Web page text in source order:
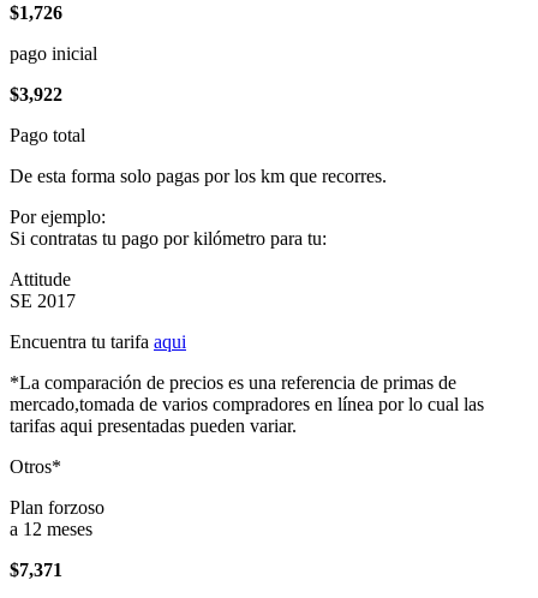
$1,726
pago inicial
$3,922
Pago total
De esta forma solo pagas por los km que recorres.
Por ejemplo:
Si contratas tu pago por kilómetro para tu:
Attitude
SE 2017
Encuentra tu tarifa aqui
*La comparación de precios es una referencia de primas de
mercado,tomada de varios compradores en línea por lo cual las
tarifas aqui presentadas pueden variar.
Otros*
Plan forzoso
a 12 meses
$7,371